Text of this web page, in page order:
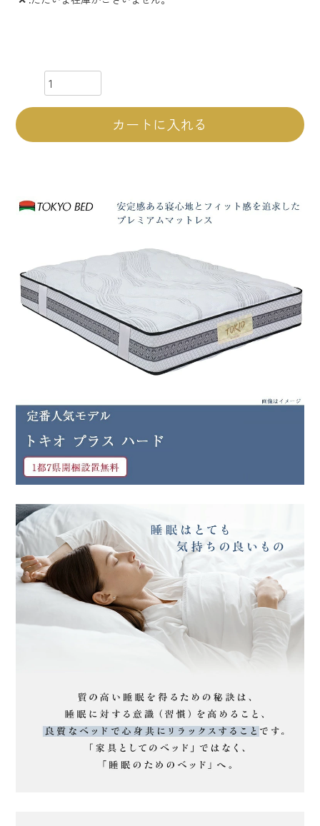
カートに入れる